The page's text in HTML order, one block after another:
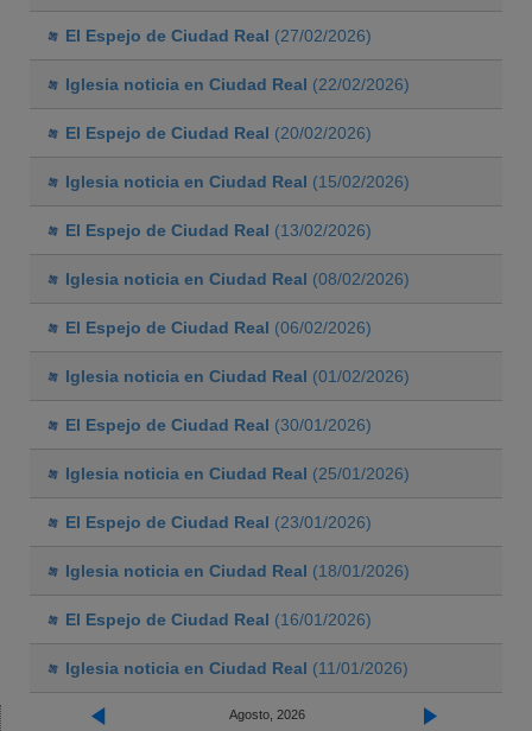
El Espejo de Ciudad Real (27/02/2026)
Iglesia noticia en Ciudad Real (22/02/2026)
El Espejo de Ciudad Real (20/02/2026)
Iglesia noticia en Ciudad Real (15/02/2026)
El Espejo de Ciudad Real (13/02/2026)
Iglesia noticia en Ciudad Real (08/02/2026)
El Espejo de Ciudad Real (06/02/2026)
Iglesia noticia en Ciudad Real (01/02/2026)
El Espejo de Ciudad Real (30/01/2026)
Iglesia noticia en Ciudad Real (25/01/2026)
El Espejo de Ciudad Real (23/01/2026)
Iglesia noticia en Ciudad Real (18/01/2026)
El Espejo de Ciudad Real (16/01/2026)
Iglesia noticia en Ciudad Real (11/01/2026)
Agosto, 2026